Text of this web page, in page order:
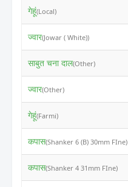
गेहूं(Local)
ज्वार(Jowar ( White))
साबुत चना दाल(Other)
ज्वार(Other)
गेहूं(Farmi)
कपास(Shanker 6 (B) 30mm FIne)
कपास(Shanker 4 31mm FIne)